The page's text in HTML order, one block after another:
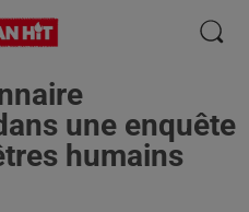
une enquête
humains